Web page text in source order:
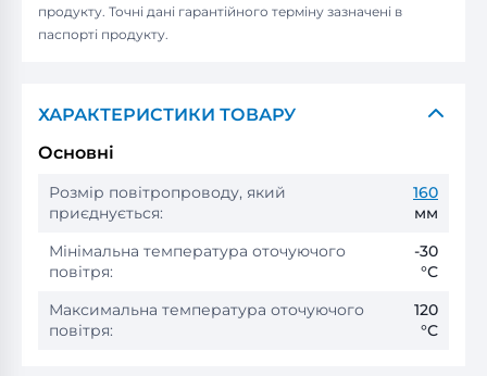
продукту. Точні дані гарантійного терміну зазначені в
паспорті продукту.
ХАРАКТЕРИСТИКИ ТОВАРУ
Основні
Розмір повітропроводу, який
приєднується:
160
мм
Мінімальна температура оточуючого
повітря:
-30
°С
Максимальна температура оточуючого
повітря:
120
°С